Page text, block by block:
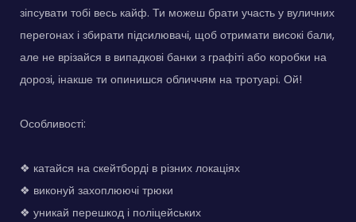
зіпсувати тобі весь кайф. Ти можеш брати участь у вуличних
перегонах і збирати підсилювачі, щоб отримати високі бали,
але не врізайся в випадкові банки з графіті або коробки на
дорозі, інакше ти опинишся обличчям на тротуарі. Ой!
Особливості:
❖ катайся на скейтборді в різних локаціях
❖ виконуй захоплюючі трюки
❖ уникай перешкод і поліцейських